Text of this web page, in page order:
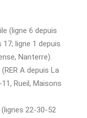
(ligne 6 depuis
ligne 1 depuis
Nanterre).
A depuis La
Rueil, Maisons
22-30-52